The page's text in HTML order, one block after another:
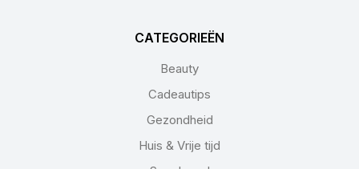
CATEGORIEËN
Beauty
Cadeautips
Gezondheid
Huis & Vrije tijd